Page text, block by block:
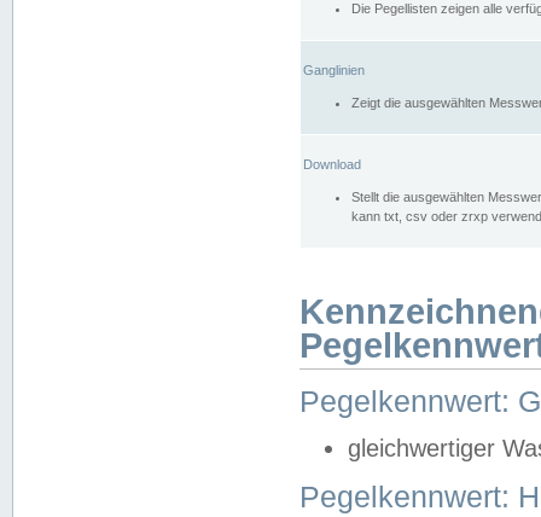
Die Pegellisten zeigen alle
Ganglinien
Zeigt die ausgewählten
Download
Stellt die ausgewählten
kann txt, csv oder zrxp
Pegelkennwert:
gleichwertiger
Pegelkennwert: